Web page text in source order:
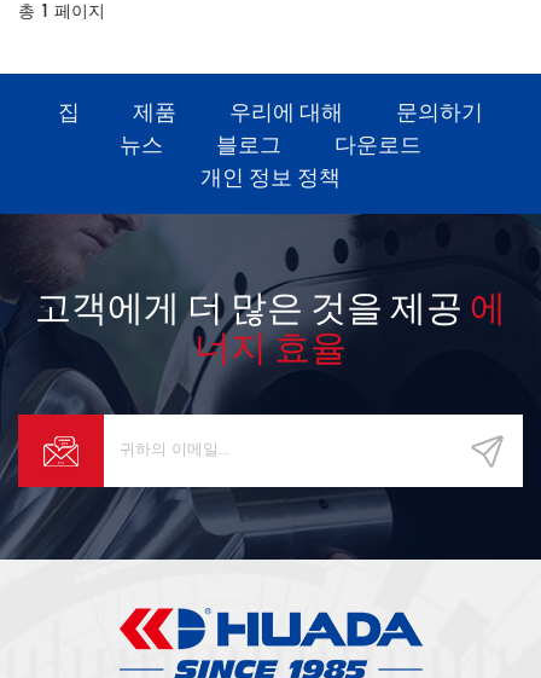
피하고 에너지 절약을 달성합니
총 1 페이지
집 제품 우리에 대해
문의하기
뉴스
블로그
다운로드
개인 정보 정책
고객에게 더 많은 것을 제공 에
너지 효율